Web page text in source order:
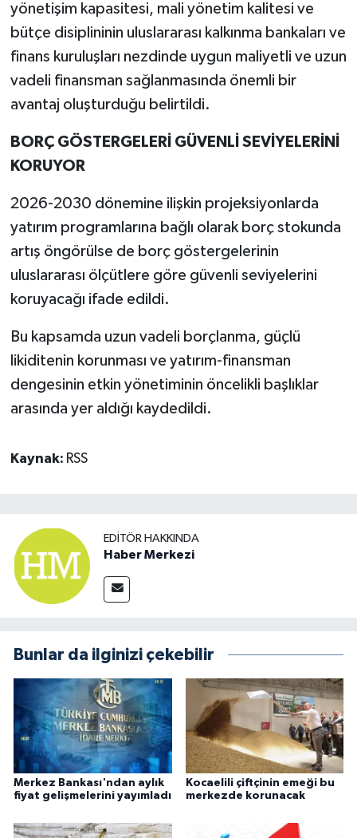
yönetişim kapasitesi, mali yönetim kalitesi ve
bütçe disiplininin uluslararası kalkınma bankaları ve
finans kuruluşları nezdinde uygun maliyetli ve uzun
vadeli finansman sağlanmasında önemli bir
avantaj oluşturduğu belirtildi.
BORÇ GÖSTERGELERİ GÜVENLİ SEVİYELERİNİ
KORUYOR
2026-2030 dönemine ilişkin projeksiyonlarda
yatırım programlarına bağlı olarak borç stokunda
artış öngörülse de borç göstergelerinin
uluslararası ölçütlere göre güvenli seviyelerini
koruyacağı ifade edildi.
Bu kapsamda uzun vadeli borçlanma, güçlü
likiditenin korunması ve yatırım-finansman
dengesinin etkin yönetiminin öncelikli başlıklar
arasında yer aldığı kaydedildi.
Kaynak: RSS
EDITÖR HAKKINDA
Haber Merkezi
Bunlar da ilginizi çekebilir
Merkez Bankası'ndan aylık
fiyat gelişmelerini yayımladı
Kocaelili çiftçinin emeği bu
merkezde korunacak